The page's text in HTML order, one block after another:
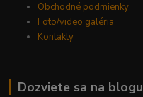
Obchodné podmienky
Foto/video galéria
Kontakty
Dozviete sa na blogu